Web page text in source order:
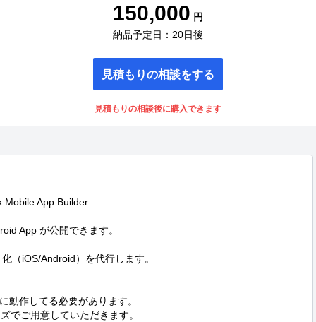
150,000 円
納品予定日：20日後
見積もりの相談をする
見積もりの相談後に購入できます
Mobile App Builder
App が公開できます。
（iOS/Android）を代行します。
動作してる必要があります。
でご用意していただきます。